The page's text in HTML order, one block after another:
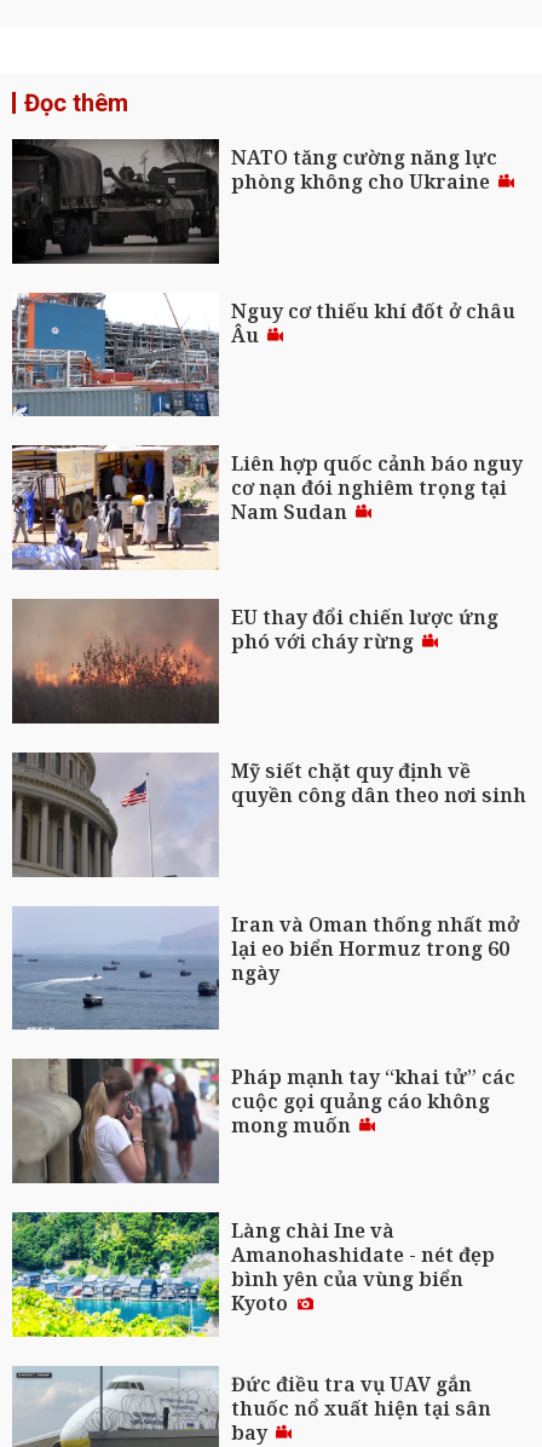
Đọc thêm
NATO tăng cường năng lực
phòng không cho Ukraine
Nguy cơ thiếu khí đốt ở châu
Âu
Liên hợp quốc cảnh báo nguy
cơ nạn đói nghiêm trọng tại
Nam Sudan
EU thay đổi chiến lược ứng
phó với cháy rừng
Mỹ siết chặt quy định về
quyền công dân theo nơi sinh
Iran và Oman thống nhất mở
lại eo biển Hormuz trong 60
ngày
Pháp mạnh tay “khai tử” các
cuộc gọi quảng cáo không
mong muốn
Làng chài Ine và
Amanohashidate - nét đẹp
bình yên của vùng biển
Kyoto
Đức điều tra vụ UAV gắn
thuốc nổ xuất hiện tại sân
bay